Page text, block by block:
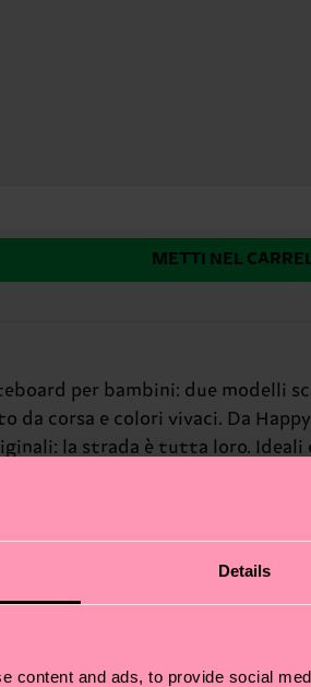
Details
content and ads, to provide social
METTI NEL
per bambini: due modelli
corsa e colori vivaci. Da
la strada è tutta loro.